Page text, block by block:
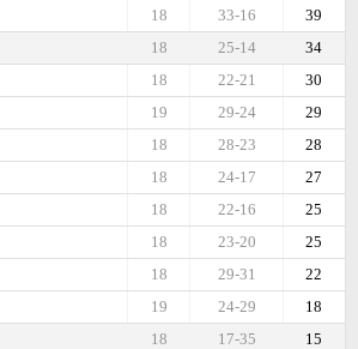
39
33-16
18
34
25-14
18
30
22-21
18
29
29-24
19
28
28-23
18
27
24-17
18
25
22-16
18
25
23-20
18
22
29-31
18
18
24-29
19
15
17-35
18